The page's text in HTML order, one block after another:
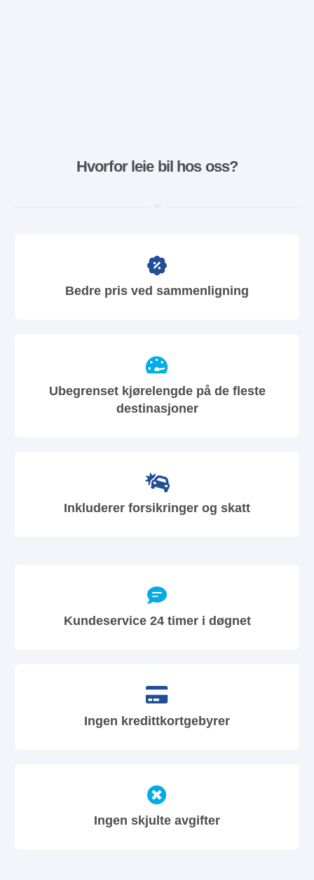
Hvorfor leie bil hos oss?
Bedre pris ved sammenligning
Ubegrenset kjørelengde på de fleste
destinasjoner
Inkluderer forsikringer og skatt
Kundeservice 24 timer i døgnet
Ingen kredittkortgebyrer
Ingen skjulte avgifter